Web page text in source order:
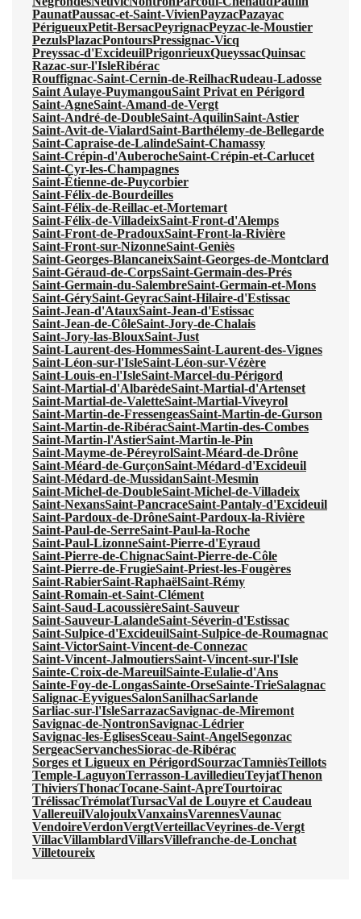
PaunatPaussac-et-Saint-VivienPayzacPazayac
PérigueuxPetit-BersacPeyrignacPeyzac-le-Moustier
PezulsPlazacPontoursPressignac-Vicq
Preyssac-d'ExcideuilPrigonrieuxQueyssacQuinsac
Razac-sur-l'IsleRibérac
Rouffignac-Saint-Cernin-de-ReilhacRudeau-Ladosse
Saint Aulaye-PuymangouSaint Privat en Périgord
Saint-AgneSaint-Amand-de-Vergt
Saint-André-de-DoubleSaint-AquilinSaint-Astier
Saint-Avit-de-VialardSaint-Barthélemy-de-Bellegarde
Saint-Capraise-de-LalindeSaint-Chamassy
Saint-Crépin-d'AuberocheSaint-Crépin-et-Carlucet
Saint-Cyr-les-Champagnes
Saint-Étienne-de-Puycorbier
Saint-Félix-de-Bourdeilles
Saint-Félix-de-Reillac-et-Mortemart
Saint-Félix-de-VilladeixSaint-Front-d'Alemps
Saint-Front-de-PradouxSaint-Front-la-Rivière
Saint-Front-sur-NizonneSaint-Geniès
Saint-Georges-BlancaneixSaint-Georges-de-Montclard
Saint-Géraud-de-CorpsSaint-Germain-des-Prés
Saint-Germain-du-SalembreSaint-Germain-et-Mons
Saint-GérySaint-GeyracSaint-Hilaire-d'Estissac
Saint-Jean-d'AtauxSaint-Jean-d'Estissac
Saint-Jean-de-CôleSaint-Jory-de-Chalais
Saint-Jory-las-BlouxSaint-Just
Saint-Laurent-des-HommesSaint-Laurent-des-Vignes
Saint-Léon-sur-l'IsleSaint-Léon-sur-Vézère
Saint-Louis-en-l'IsleSaint-Marcel-du-Périgord
Saint-Martial-d'AlbarèdeSaint-Martial-d'Artenset
Saint-Martial-de-ValetteSaint-Martial-Viveyrol
Saint-Martin-de-FressengeasSaint-Martin-de-Gurson
Saint-Martin-de-RibéracSaint-Martin-des-Combes
Saint-Martin-l'AstierSaint-Martin-le-Pin
Saint-Mayme-de-PéreyrolSaint-Méard-de-Drône
Saint-Méard-de-GurçonSaint-Médard-d'Excideuil
Saint-Médard-de-MussidanSaint-Mesmin
Saint-Michel-de-DoubleSaint-Michel-de-Villadeix
Saint-NexansSaint-PancraceSaint-Pantaly-d'Excideuil
Saint-Pardoux-de-DrôneSaint-Pardoux-la-Rivière
Saint-Paul-de-SerreSaint-Paul-la-Roche
Saint-Paul-LizonneSaint-Pierre-d'Eyraud
Saint-Pierre-de-ChignacSaint-Pierre-de-Côle
Saint-Pierre-de-FrugieSaint-Priest-les-Fougères
Saint-RabierSaint-RaphaëlSaint-Rémy
Saint-Romain-et-Saint-Clément
Saint-Saud-LacoussièreSaint-Sauveur
Saint-Sauveur-LalandeSaint-Séverin-d'Estissac
Saint-Sulpice-d'ExcideuilSaint-Sulpice-de-Roumagnac
Saint-VictorSaint-Vincent-de-Connezac
Saint-Vincent-JalmoutiersSaint-Vincent-sur-l'Isle
Sainte-Croix-de-MareuilSainte-Eulalie-d'Ans
Sainte-Foy-de-LongasSainte-OrseSainte-TrieSalagnac
Salignac-EyviguesSalonSanilhacSarlande
Sarliac-sur-l'IsleSarrazacSavignac-de-Miremont
Savignac-de-NontronSavignac-Lédrier
Savignac-les-ÉglisesSceau-Saint-AngelSegonzac
SergeacServanchesSiorac-de-Ribérac
Sorges et Ligueux en PérigordSourzacTamnièsTeillots
Temple-LaguyonTerrasson-LavilledieuTeyjatThenon
ThiviersThonacTocane-Saint-ApreTourtoirac
TrélissacTrémolatTursacVal de Louyre et Caudeau
VallereuilValojoulxVanxainsVarennesVaunac
VendoireVerdonVergtVerteillacVeyrines-de-Vergt
VillacVillamblardVillarsVillefranche-de-Lonchat
Villetoureix